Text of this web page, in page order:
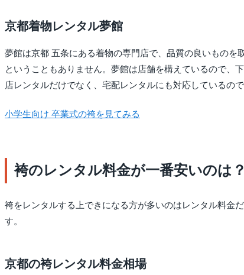
京都着物レンタル夢館
夢館は京都 五条にある着物の専門店で、品質の良いもの
ということもありません。夢館は店舗を構えているので、
店レンタルだけでなく、宅配レンタルにも対応しているの
小学生向け 卒業式の袴を見てみる
袴のレンタル料金が一番安いのは？
袴をレンタルする上できになる方が多いのはレンタル料金
す。
京都の袴レンタル料金相場